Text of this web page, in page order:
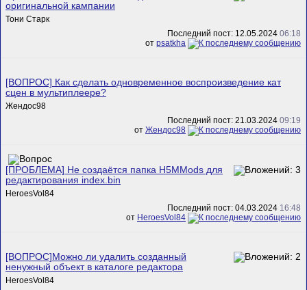
оригинальной кампании
Тони Старк
Последний пост: 12.05.2024 06:18
от psatkha
[ВОПРОС] Как сделать одновременное воспроизведение кат
сцен в мультиплеере?
Жендос98
Последний пост: 21.03.2024 09:19
от Жендос98
[ПРОБЛЕМА] Не создаётся папка H5MMods для
редактирования index.bin
HeroesVol84
Последний пост: 04.03.2024 16:48
от HeroesVol84
[ВОПРОС]Можно ли удалить созданный
ненужный объект в каталоге редактора
HeroesVol84